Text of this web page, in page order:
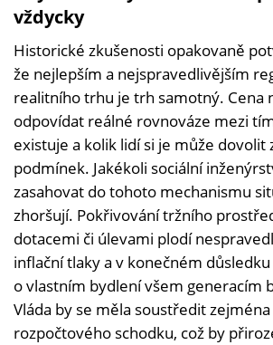
vždycky
Historické zkušenosti opakovaně
že nejlepším a nejspravedlivějším
realitního trhu je trh samotný. Cena
odpovídat reálné rovnováze mezi
existuje a kolik lidí si je může dovolit
podmínek. Jakékoli sociální
zasahovat do tohoto mechanismu
zhoršují. Pokřivování tržního
dotacemi či úlevami plodí
inflační tlaky a v konečném
o vlastním bydlení všem generacím
Vláda by se měla soustředit
rozpočtového schodku, což by